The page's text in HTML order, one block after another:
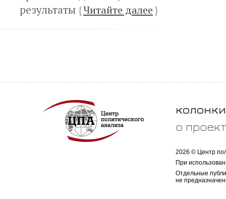
результаты {Читайте далее}
колонки
о
2026 © Центр
При
Отдельные
не